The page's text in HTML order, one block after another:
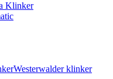
Klinker
Westerwalder klinker